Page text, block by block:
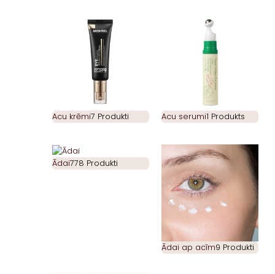
Acu krēmi7 Produkti Acu serumi1 Produkts
Ādai778 Produkti
Ādai ap acīm9 Produkti